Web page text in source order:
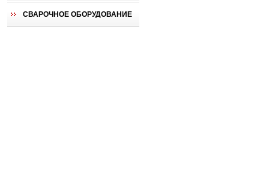
СВАРОЧНОЕ ОБОРУДОВАНИЕ